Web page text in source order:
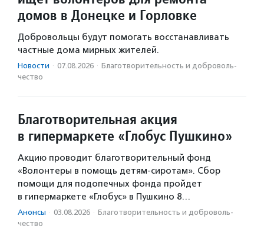
домов в Донецке и Горловке
Добровольцы будут помогать восстанавливать
частные дома мирных жителей.
Новости · 07.08.2026 · Благотвори­тель­ность и доброволь­
чест­во
Благотворительная акция
в гипермаркете «Глобус Пушкино»
Акцию проводит благотворительный фонд
«Волонтеры в помощь детям-сиротам». Сбор
помощи для подопечных фонда пройдет
в гипермаркете «Глобус» в Пушкино 8…
Анонсы · 03.08.2026 · Благотвори­тель­ность и доброволь­
чест­во